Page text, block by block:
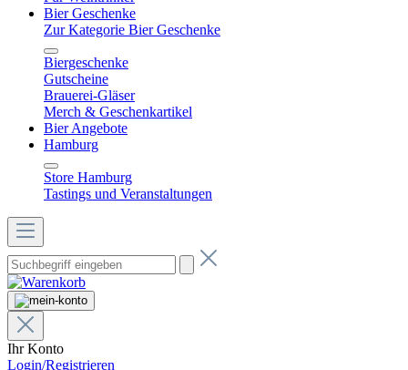
Bier Geschenke
Zur Kategorie Bier Geschenke
Biergeschenke
Gutscheine
Brauerei-Gläser
Merch & Geschenkartikel
Bier Angebote
Hamburg
Store Hamburg
Tastings und Veranstaltungen
Ihr Konto
Login/Registrieren